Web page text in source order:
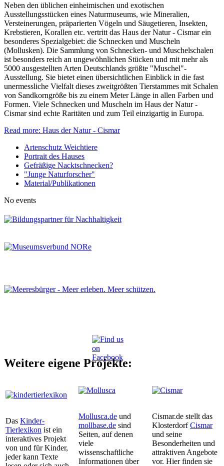
Neben den üblichen einheimischen und exotischen
Ausstellungsstücken eines Naturmuseums, wie Mineralien,
Versteinerungen, präparierten Vögeln und Säugetieren, Insekten,
Krebstieren, Korallen etc. vertritt das Haus der Natur - Cismar ein
besonderes Spezialgebiet: die Schnecken und Muscheln
(Mollusken). Die Sammlung von Schnecken- und Muschelschalen
ist besonders reich an ungewöhnlichen Stücken und mit mehr als
5000 ausgestellten Arten Deutschlands größte "Muschel"-
Ausstellung. Sie bietet einen übersichtlichen Einblick in die fast
unermessliche Vielfalt dieses zweitgrößten Tierstammes mit Schalen
von Sandkorngröße bis zu einem Meter Länge in allen Farben und
Formen. Viele Schnecken und Muscheln im Haus der Natur -
Cismar sind echte Raritäten und zum Teil einzigartig in Europa.
Read more: Haus der Natur - Cismar
Artenschutz Weichtiere
Portrait des Hauses
Gefräßige Nacktschnecken?
"Junge Naturforscher"
Material/Publikationen
No events
Weitere eigene Projekte:
Das Kinder-
Tierlexikon ist ein
interaktives Projekt
von und für Kinder,
jeder kann Texte
Mollusca.de und
mollbase.de sind
Seiten, auf denen
viele
wissenschaftliche
Informationen über
Cismar.de stellt das
KlosterdorfCismar
und seine
Besonderheiten und
attraktiven Angebote
vor. Hier finden sie